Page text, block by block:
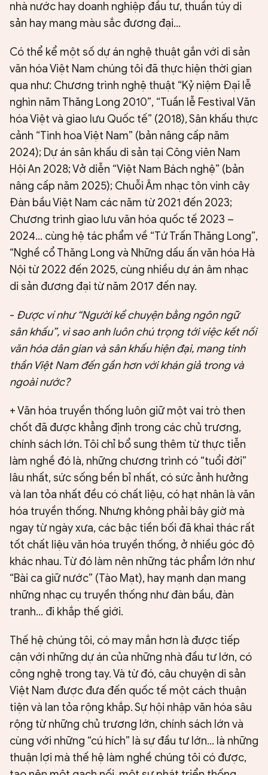
nhà nước hay doanh nghiệp đầu tư, thuần túy di
sản hay mang màu sắc đương đại...
Có thể kể một số dự án nghệ thuật gắn với di sản
văn hóa Việt Nam chúng tôi đã thực hiện thời gian
qua như: Chương trình nghệ thuật “Kỷ niệm Đại lễ
nghìn năm Thăng Long 2010”, “Tuần lễ Festival Văn
hóa Việt và giao lưu Quốc tế” (2018), Sân khấu thực
cảnh “Tinh hoa Việt Nam” (bản nâng cấp năm
2024); Dự án sân khấu di sản tại Công viên Nam
Hội An 2028; Vở diễn “Việt Nam Bách nghệ” (bản
nâng cấp năm 2025); Chuỗi Âm nhạc tôn vinh cây
Đàn bầu Việt Nam các năm từ 2021 đến 2023;
Chương trình giao lưu văn hóa quốc tế 2023 –
2024… cùng hệ tác phẩm về “Tứ Trấn Thăng Long”,
“Nghề cổ Thăng Long và Những dấu ấn văn hóa Hà
Nội từ 2022 đến 2025, cùng nhiều dự án âm nhạc
di sản đương đại từ năm 2017 đến nay.
- Được ví như “Người kể chuyện bằng ngôn ngữ
sân khấu”, vì sao anh luôn chú trọng tới việc kết nối
văn hóa dân gian và sân khấu hiện đại, mang tinh
thần Việt Nam đến gần hơn với khán giả trong và
ngoài nước?
+ Văn hóa truyền thống luôn giữ một vai trò then
chốt đã được khẳng định trong các chủ trương,
chính sách lớn. Tôi chỉ bổ sung thêm từ thực tiễn
làm nghề đó là, những chương trình có “tuổi đời”
lâu nhất, sức sống bền bỉ nhất, có sức ảnh hưởng
và lan tỏa nhất đều có chất liệu, có hạt nhân là văn
hóa truyền thống. Nhưng không phải bây giờ mà
ngay từ ngày xưa, các bậc tiền bối đã khai thác rất
tốt chất liệu văn hóa truyền thống, ở nhiều góc độ
khác nhau. Từ đó làm nên những tác phẩm lớn như
“Bài ca giữ nước” (Tào Mạt), hay mạnh dạn mang
những nhạc cụ truyền thống như đàn bầu, đàn
tranh… đi khắp thế giới.
Thế hệ chúng tôi, có may mắn hơn là được tiếp
cận với những dự án của những nhà đầu tư lớn, có
công nghệ trong tay. Và từ đó, câu chuyện di sản
Việt Nam được đưa đến quốc tế một cách thuận
tiện và lan tỏa rộng khắp. Sự hội nhập văn hóa sâu
rộng từ những chủ trương lớn, chính sách lớn và
cùng với những “cú hích” là sự đầu tư lớn... là những
thuận lợi mà thế hệ làm nghề chúng tôi có được,